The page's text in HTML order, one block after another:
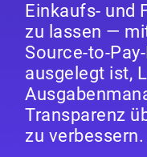
Einkaufs- und
zu lassen —
Source-to-
ausgelegt ist,
Transparenz
zu verbessern.